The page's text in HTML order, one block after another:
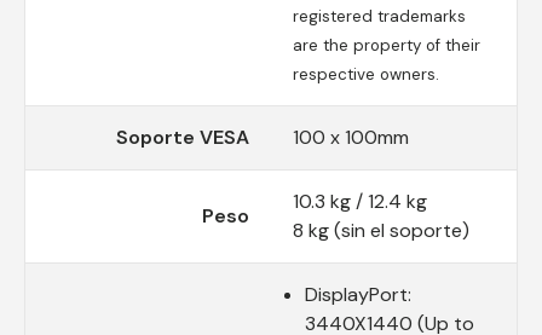
registered trademarks
are the property of their
respective owners.
Soporte VESA 100 x 100mm
Peso
10.3 kg / 12.4 kg
8 kg (sin el soporte)
DisplayPort:
3440X1440 (Up to